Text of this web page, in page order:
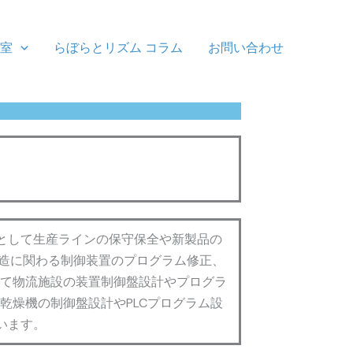
らぼらとリズム コラム お問い合わせ
して生産ラインの保守保全や新製品の
関わる制御装置のプログラム修正、
物流施設の装置制御盤設計やプログラ
燥機の制御盤設計やPLCプログラム設
す。